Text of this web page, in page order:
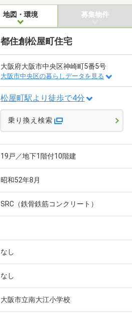
地図・環境 募集物件
都住創松屋町住宅
大阪府大阪市中央区神崎町5番5号
大阪市中央区の暮らしデータを見る
松屋町駅より徒歩で4分
乗り換え検索
19戸／地下1階付10階建
昭和52年8月
SRC（鉄骨鉄筋コンクリート）
なし
なし
大阪市立南大江小学校